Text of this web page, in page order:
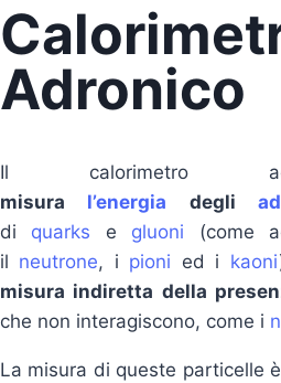
Adronico
Il calorimetro
misura l’energia degli
di quarks e gluoni (come
il neutrone, i pioni ed i kaoni
misura indiretta della
che non interagiscono, come i
La misura di queste particelle